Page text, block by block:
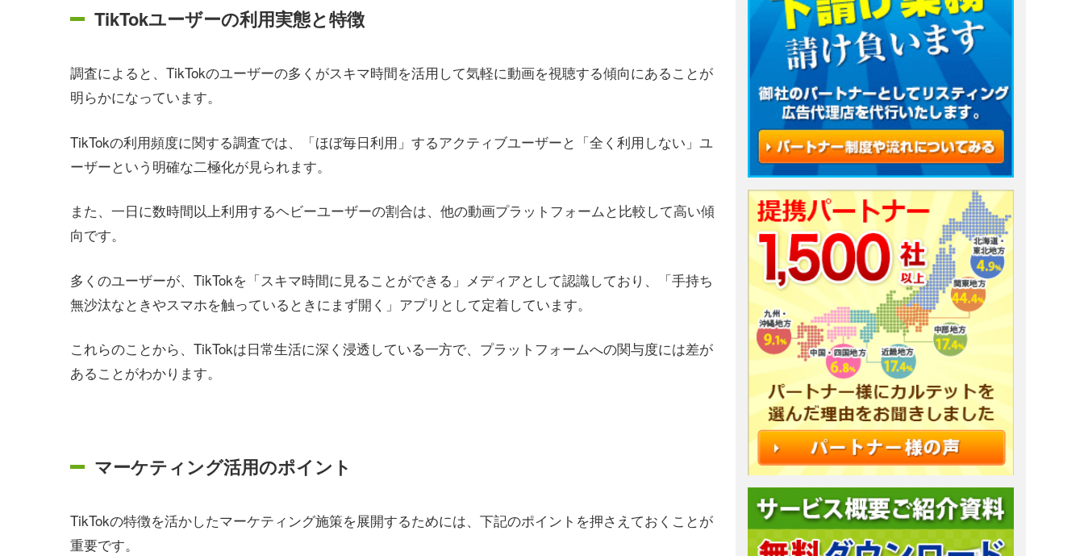
TikTokユーザーの利用実態と特徴
調査によると、TikTokのユーザーの多くがスキマ時間を活用して気軽に動画を視聴する傾向にあることが
明らかになっています。
TikTokの利用頻度に関する調査では、「ほぼ毎日利用」するアクティブユーザーと「全く利用しない」ユ
ーザーという明確な二極化が見られます。
また、一日に数時間以上利用するヘビーユーザーの割合は、他の動画プラットフォームと比較して高い傾
向です。
多くのユーザーが、TikTokを「スキマ時間に見ることができる」メディアとして認識しており、「手持ち
無沙汰なときやスマホを触っているときにまず開く」アプリとして定着しています。
これらのことから、TikTokは日常生活に深く浸透している一方で、プラットフォームへの関与度には差が
あることがわかります。
マーケティング活用のポイント
TikTokの特徴を活かしたマーケティング施策を展開するためには、下記のポイントを押さえておくことが
重要です。